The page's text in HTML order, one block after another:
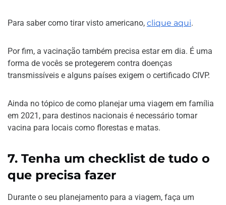
Para saber como tirar visto americano, clique aqui.
Por fim, a vacinação também precisa estar em dia. É uma
forma de vocês se protegerem contra doenças
transmissíveis e alguns países exigem o certificado CIVP.
Ainda no tópico de como planejar uma viagem em família
em 2021, para destinos nacionais é necessário tomar
vacina para locais como florestas e matas.
7. Tenha um checklist de tudo o
que precisa fazer
Durante o seu planejamento para a viagem, faça um